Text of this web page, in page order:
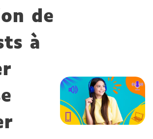
parents
de
à